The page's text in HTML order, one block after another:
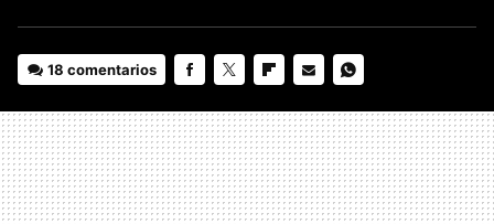
18 comentarios
MAIL